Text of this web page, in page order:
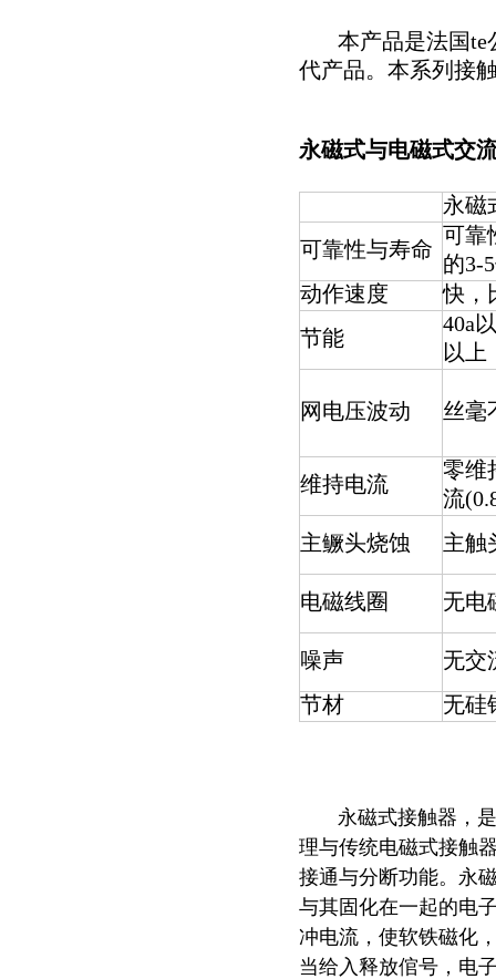
本产品是法国te
代产品。本系列接
永磁式与电磁式交
永磁
可靠性与寿命
可靠
的3-
动作速度
快，
节能
40a
以上
网电压波动 丝毫
维持电流
零维
流
主鳜头烧蚀
主触
电磁线圈 无电
噪声
无交
节材
无硅
永磁式接触器，
理与传统电磁式接触
接通与分断功能。永
与其固化在一起的电
冲电流，使软铁磁化
当给入释放倌号，电